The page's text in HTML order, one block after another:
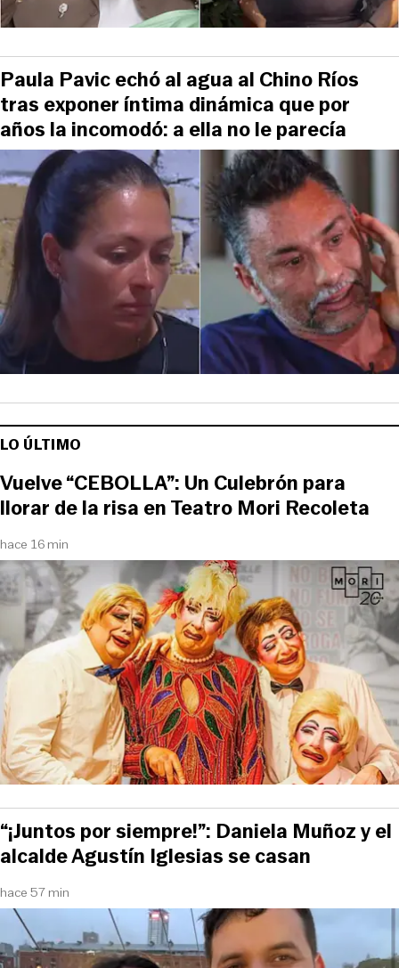
Paula Pavic echó al agua al Chino Ríos
tras exponer íntima dinámica que por
años la incomodó: a ella no le parecía
LO ÚLTIMO
hace 16 min
Vuelve “CEBOLLA”: Un Culebrón para
llorar de la risa en Teatro Mori Recoleta
hace 57 min
“¡Juntos por siempre!”: Daniela Muñoz y el
alcalde Agustín Iglesias se casan